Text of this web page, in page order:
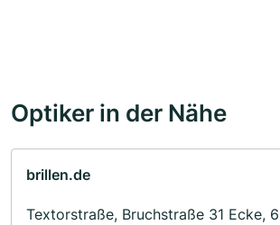
Optiker in der Nähe
brillen.de
Textorstraße, Bruchstraße 31 Ecke,